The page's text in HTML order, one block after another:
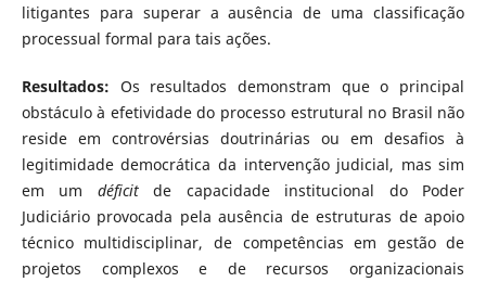
litigantes para superar a ausência de uma classificação
processual formal para tais ações.
Resultados: Os resultados demonstram que o principal
obstáculo à efetividade do processo estrutural no Brasil não
reside em controvérsias doutrinárias ou em desafios à
legitimidade democrática da intervenção judicial, mas sim
em um déficitde capacidade institucional do Poder
Judiciário provocada pela ausência de estruturas de apoio
técnico multidisciplinar, de competências em gestão de
projetos complexos e de recursos organizacionais